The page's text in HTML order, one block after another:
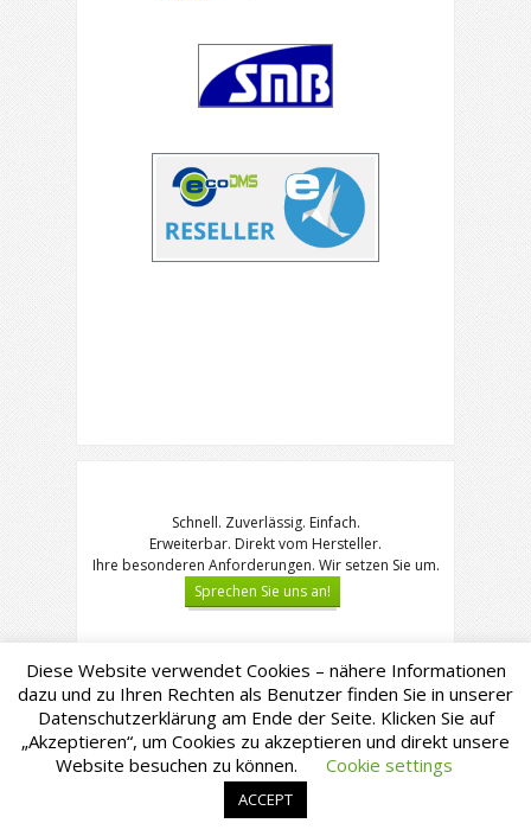
Schnell. Zuverlässig. Einfach.
Erweiterbar. Direkt vom Hersteller.
Ihre besonderen Anforderungen. Wir setzen Sie um.
Sprechen Sie uns an!
© Copyright - SMB GmbHwww.smb-
net.de Impressum Datenschutzerklärung
Diese Website verwendet Cookies – nähere Informationen
dazu und zu Ihren Rechten als Benutzer finden Sie in unserer
Datenschutzerklärung am Ende der Seite. Klicken Sie auf
„Akzeptieren“, um Cookies zu akzeptieren und direkt unsere
Website besuchen zu können.
Cookie settings
ACCEPT